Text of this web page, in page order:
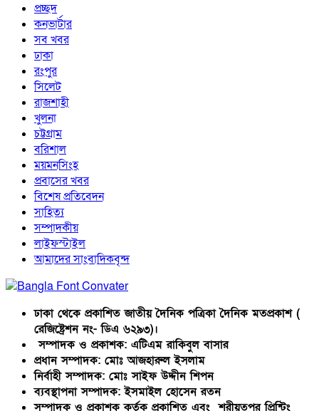
প্রচ্ছদ
কনভার্টার
সব খবর
ঢাকা
রংপুর
সিলেট
রাজশাহী
খুলনা
চট্টগ্রাম
বরিশাল
ময়মনসিংহ
প্রবাসের খবর
বিশেষ প্রতিবেদন
সাহিত্য
সম্পাদকীয়
লাইফস্টাইল
আমাদের সাংবাদিকবৃন্দ
ঢাকা থেকে প্রকাশিত জাতীয় দৈনিক পত্রিকা দৈনিক মতপ্রকাশ (
রেজিষ্ট্রেশন নং- ডিএ ৬২৯৩)।
সম্পাদক ও প্রকাশক: এটিএম রাকিবুল বাসার
প্রধান সম্পাদক: মোঃ আজহারুল ইসলাম
নির্বাহী সম্পাদক: মোঃ সাইফ উদ্দীন শিপন
ব্যবস্থাপনা সম্পাদক: ইসমাইল হোসেন রতন
সম্পাদক ও প্রকাশক কর্তৃক প্রকাশিত এবং শরীয়তপুর প্রিন্টিং